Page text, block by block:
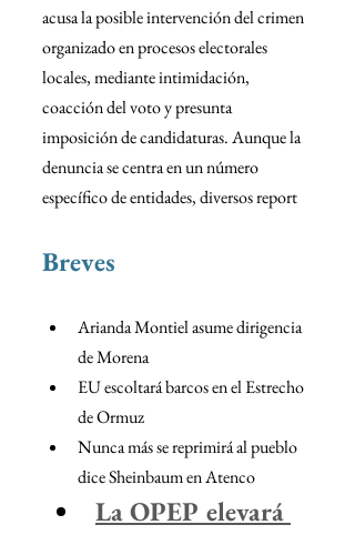
acusa la posible intervención del crimen
organizado en procesos electorales
locales, mediante intimidación,
coacción del voto y presunta
imposición de candidaturas. Aunque la
denuncia se centra en un número
específico de entidades, diversos report
Breves
Arianda Montiel asume dirigencia
de Morena
EU escoltará barcos en el Estrecho
de Ormuz
Nunca más se reprimirá al pueblo
dice Sheinbaum en Atenco
La OPEP elevará